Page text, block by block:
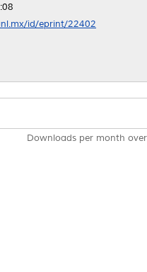
id/eprint/22402
Downloads per month